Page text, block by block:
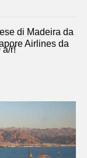
di Madeira da
Airlines da
a/r!